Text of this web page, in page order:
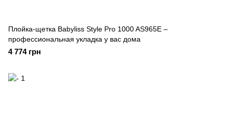
Плойка-щетка Babyliss Style Pro 1000 AS965E –
профессиональная укладка у вас дома
4 774 грн